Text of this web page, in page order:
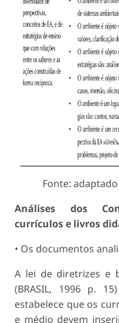
Fonte: adaptado
Análises dos
currículos e livros
• Os documentos
A lei de diretrizes e
(BRASIL, 1996 p.
estabelece que os
e médio devem